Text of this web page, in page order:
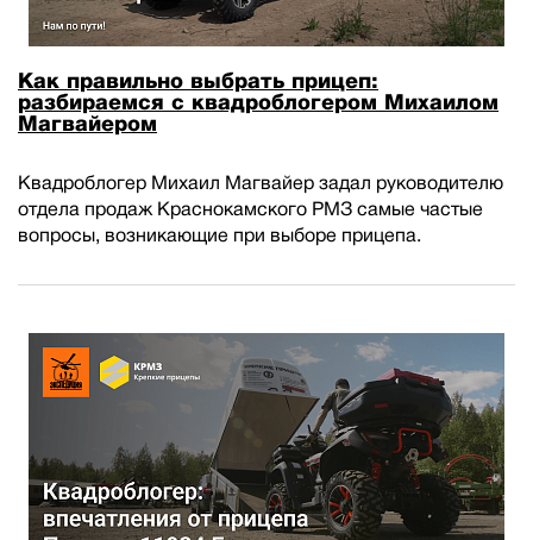
Как правильно выбрать прицеп:
разбираемся с квадроблогером Михаилом
Магвайером
Квадроблогер Михаил Магвайер задал руководителю
отдела продаж Краснокамского РМЗ самые частые
вопросы, возникающие при выборе прицепа.